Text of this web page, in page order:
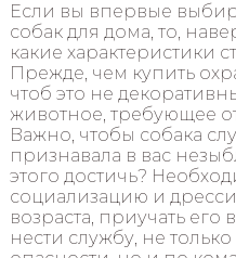
Если вы впервые
собак для дома, то,
какие характеристики
Прежде, чем купить
чтоб это не
животное, требующее
Важно, чтобы собака
признавала в вас
этого достичь?
социализацию и
возраста, приучать
нести службу, не только